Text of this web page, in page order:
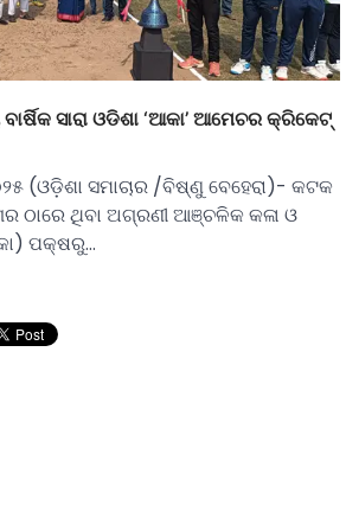
ସାରା ଓଡିଶା ‘ଆକା’ ଆମେଚର କ୍ରିକେଟ୍
(ଓଡ଼ିଶା ସମାଚାର /ବିଷ୍ଣୁ ବେହେରା)- କଟକ
ଠାରେ ଥିବା ଅଗ୍ରଣୀ ଆଞ୍ଚଳିକ କଳା ଓ
ପକ୍ଷରୁ…